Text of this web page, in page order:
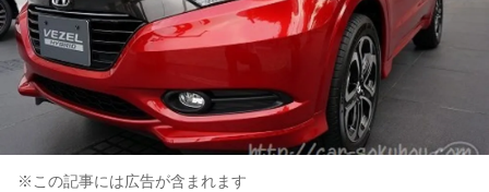
※この記事には広告が含まれます